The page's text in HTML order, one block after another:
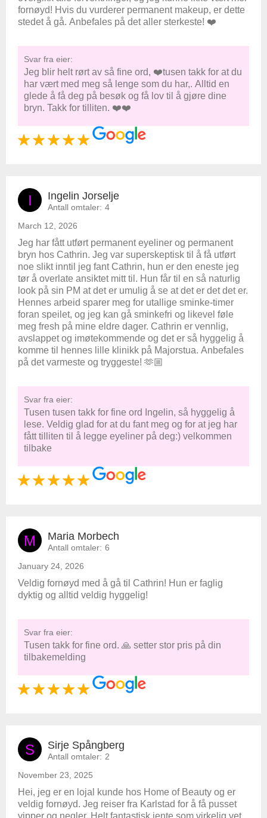
fornøyd! Hvis du vurderer permanent makeup, er dette
stedet å gå. Anbefales på det aller sterkeste! ❤️
Svar fra eier:
Jeg blir helt rørt av så fine ord, ❤️tusen takk for at du
har vært med meg så lenge som du har,. Alltid en
glede å få deg på besøk og få lov til å gjøre dine
bryn. Takk for tilliten. ❤️❤️
I Ingelin Jorselje
Antall omtaler: 4
March 12, 2026
Jeg har fått utført permanent eyeliner og permanent
bryn hos Cathrin. Jeg var superskeptisk til å få utført
noe slikt inntil jeg fant Cathrin, hun er den eneste jeg
tør å overlate ansiktet mitt til. Hun får til en så naturlig
look på sin PM at det er umulig å se at det er det det er.
Hennes arbeid sparer meg for utallige sminke-timer
foran speilet, og jeg kan gå sminkefri og likevel føle
meg fresh på mine eldre dager. Cathrin er vennlig,
avslappet og imøtekommende og det er så hyggelig å
komme til hennes lille klinikk på Majorstua. Anbefales
på det varmeste og tryggeste! 🫶🏼
Svar fra eier:
Tusen tusen takk for fine ord Ingelin, så hyggelig å
lese. Veldig glad for at du fant meg og for at jeg har
fått tilliten til å legge eyeliner på deg:) velkommen
tilbake
M Maria Morbech
Antall omtaler: 6
January 24, 2026
Veldig fornøyd med å gå til Cathrin! Hun er faglig
dyktig og alltid veldig hyggelig!
Svar fra eier:
Tusen takk for fine ord. 🙏 setter stor pris på din
tilbakemelding
S Sirje Spångberg
Antall omtaler: 2
November 23, 2025
Hei, jeg er en lojal kunde hos Home of Beauty og er
veldig fornøyd. Jeg reiser fra Karlstad for å få pusset
vipper og negler. Helt fantastisk jente som virkelig vet